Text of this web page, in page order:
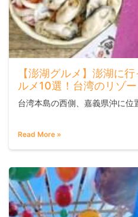
【澎湖グルメ】澎湖に
ルメ10選！台湾のリゾ
いバカンスを！
台湾本島の西側、嘉義県沖に位
Read More »